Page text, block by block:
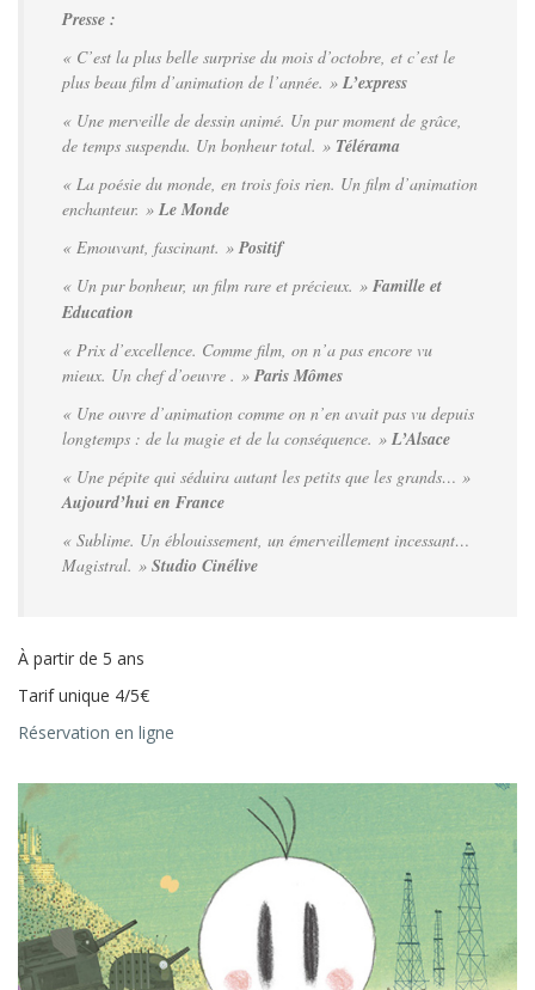
Presse :
« C’est la plus belle surprise du mois d’octobre, et c’est le
plus beau film d’animation de l’année. » L’express
« Une merveille de dessin animé. Un pur moment de grâce,
de temps suspendu. Un bonheur total. » Télérama
« La poésie du monde, en trois fois rien. Un film d’animation
enchanteur. » Le Monde
« Emouvant, fascinant. » Positif
« Un pur bonheur, un film rare et précieux. » Famille et
Education
« Prix d’excellence. Comme film, on n’a pas encore vu
mieux. Un chef d’oeuvre . » Paris Mômes
« Une ouvre d’animation comme on n’en avait pas vu depuis
longtemps : de la magie et de la conséquence. » L’Alsace
« Une pépite qui séduira autant les petits que les grands… »
Aujourd’hui en France
« Sublime. Un éblouissement, un émerveillement incessant…
Magistral. » Studio Cinélive
À partir de 5 ans
Tarif unique 4/5€
Réservation en ligne